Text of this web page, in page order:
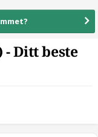
- Ditt beste